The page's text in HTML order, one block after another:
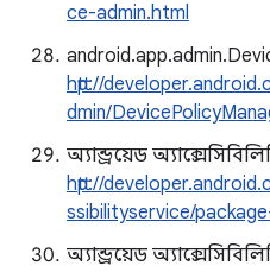
ce-admin.html
http://
dmin/
অ্যান্ড্রয়েড
http://
ssibilityservice/
অ্যান্ড্রয়েড